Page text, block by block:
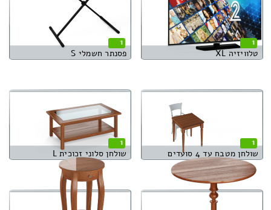
1
טלוויזיה XL
1
פסנתר חשמלי S
1
שולחן מטבח עד 4 סועדים
1
שולחן סלוני זכוכית L